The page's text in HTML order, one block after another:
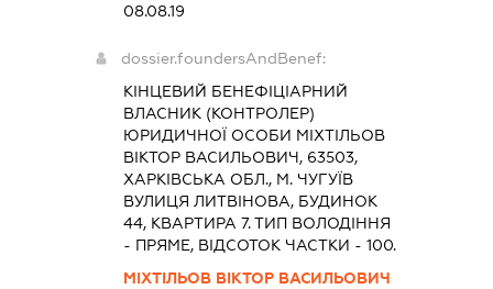
08.08.19
dossier.foundersAndBenef:
КІНЦЕВИЙ БЕНЕФІЦІАРНИЙ
ВЛАСНИК (КОНТРОЛЕР)
ЮРИДИЧНОЇ ОСОБИ МІХТІЛЬОВ
ВІКТОР ВАСИЛЬОВИЧ, 63503,
ХАРКІВСЬКА ОБЛ., М. ЧУГУЇВ
ВУЛИЦЯ ЛИТВІНОВА, БУДИНОК
44, КВАРТИРА 7. ТИП ВОЛОДІННЯ
- ПРЯМЕ, ВІДСОТОК ЧАСТКИ - 100.
МІХТІЛЬОВ ВІКТОР ВАСИЛЬОВИЧ